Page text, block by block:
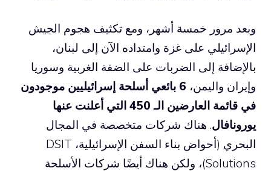
وبعد مرور خمسة أشهر، ومع تكثيف هجوم الجيش
الإسرائيلي على غزة وامتداده الآن إلى لبنان،
بالإضافة إلى الضربات على الضفة الغربية وسوريا
وإيران واليمن،
6 بائعي أسلحة إسرائيليين موجودون
في قائمة العارضين الـ 450 التي أعلنت عنها
يورونافال. هناك شركات متخصصة في المجال
البحري (أحواض بناء السفن الإسرائيلية، DSIT
Solutions)، ولكن هناك أيضًا شركات الأسلحة